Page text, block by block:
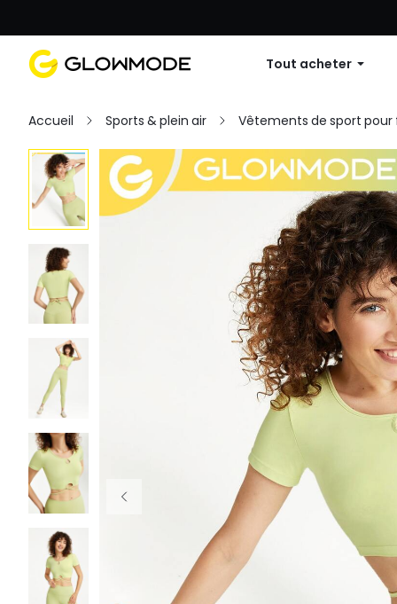
Tout acheter
Accueil Sports & plein air Vêtements de sport